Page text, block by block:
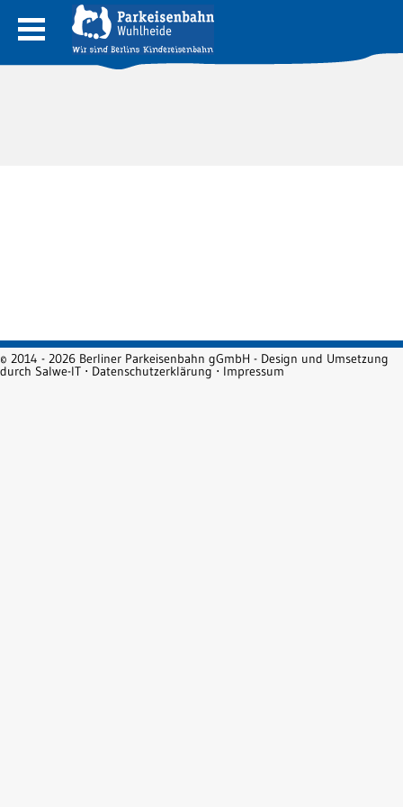
© 2014 - 2026 Berliner Parkeisenbahn gGmbH - Design und Umsetzung
durch Salwe-IT ⋅ Datenschutzerklärung⋅ Impressum